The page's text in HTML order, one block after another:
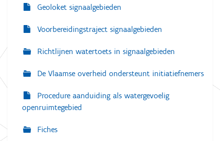
Geoloket signaalgebieden
Voorbereidingstraject signaalgebieden
Richtlijnen watertoets in signaalgebieden
De Vlaamse overheid ondersteunt initiatiefnemers
Procedure aanduiding als watergevoelig
openruimtegebied
Fiches